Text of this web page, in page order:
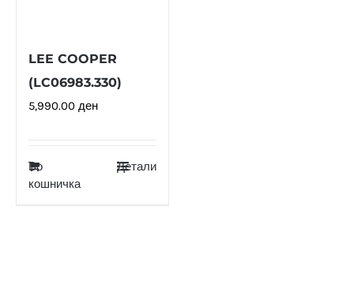
LEE COOPER
(LC06983.330)
5,990.00 ден
Во
кошничка
Детали